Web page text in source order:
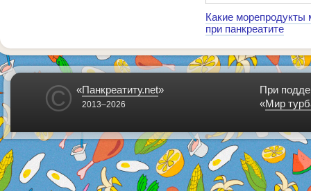
Какие морепродукты
при панкреатите
© «Панкреатиту.net»
2013–2026
При
«Мир